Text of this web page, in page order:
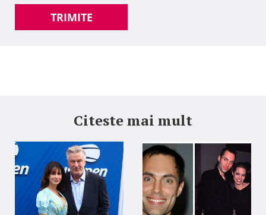
TRIMITE
Citeste mai mult